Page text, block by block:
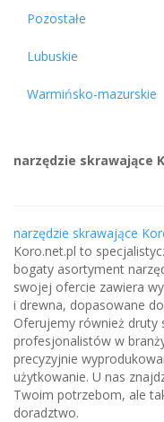
Pozostałe
Lubuskie
Warmińsko-mazurskie
narzędzie skrawające
narzędzie skrawające
Koro.net.pl to
bogaty asortyment
swojej ofercie zawiera
i drewna, dopasowane
Oferujemy również druty
profesjonalistów w
precyzyjnie
użytkowanie. U nas
Twoim potrzebom, ale
doradztwo.